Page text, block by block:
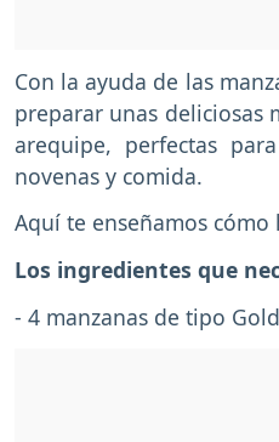
Con la ayuda de las
preparar unas deliciosas
arequipe, perfectas
novenas y comida.
Aquí te enseñamos cómo
Los ingredientes que
- 4 manzanas de tipo